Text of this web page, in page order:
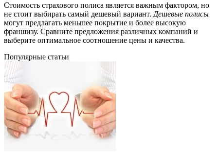
Стоимость страхового полиса является важным фактором, но
не стоит выбирать самый дешевый вариант. Дешевые полисы
могут предлагать меньшее покрытие и более высокую
франшизу. Сравните предложения различных компаний и
выберите оптимальное соотношение цены и качества.
Популярные статьи